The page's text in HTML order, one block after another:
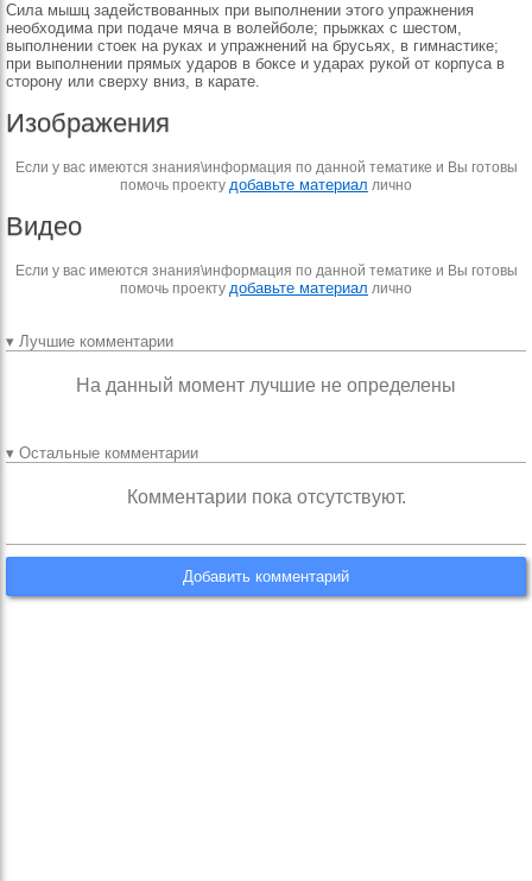
Сила мышц задействованных при выполнении этого упражнения
необходима при подаче мяча в волейболе; прыжках с шестом,
выполнении стоек на руках и упражнений на брусьях, в гимнастике;
при выполнении прямых ударов в боксе и ударах рукой от корпуса в
сторону или сверху вниз, в карате.
Изображения
Если у вас имеются знания\информация по данной тематике и Вы готовы
помочь проекту добавьте материал лично
Видео
Если у вас имеются знания\информация по данной тематике и Вы готовы
помочь проекту добавьте материал лично
▾ Лучшие комментарии
На данный момент лучшие не определены
▾ Остальные комментарии
Комментарии пока отсутствуют.
Добавить комментарий